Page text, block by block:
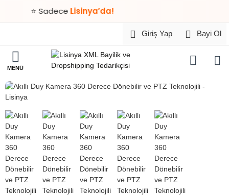
⭐ SadeceLisinya’da!
Giriş Yap Bayi Ol
TESLİMAT